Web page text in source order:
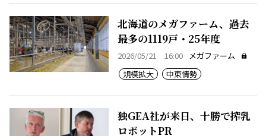
北海道のメガファーム、過去
最多の1119戸・25年度
2026/05/21 16:00 メガファーム
規模拡大
中東情勢
独GEA社が来日、十勝で搾乳
ロボットPR